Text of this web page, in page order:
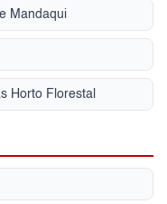
Mandaqui
Horto Florestal